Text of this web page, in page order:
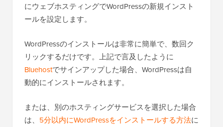
にウェブホスティングでWordPressの新規インスト
ールを設定します。
WordPressのインストールは非常に簡単で、数回ク
リックするだけです。上記で言及したように
Bluehostでサインアップした場合、WordPressは自
動的にインストールされます。
または、別のホスティングサービスを選択した場合
は、 5分以内にWordPressをインストールする方法に